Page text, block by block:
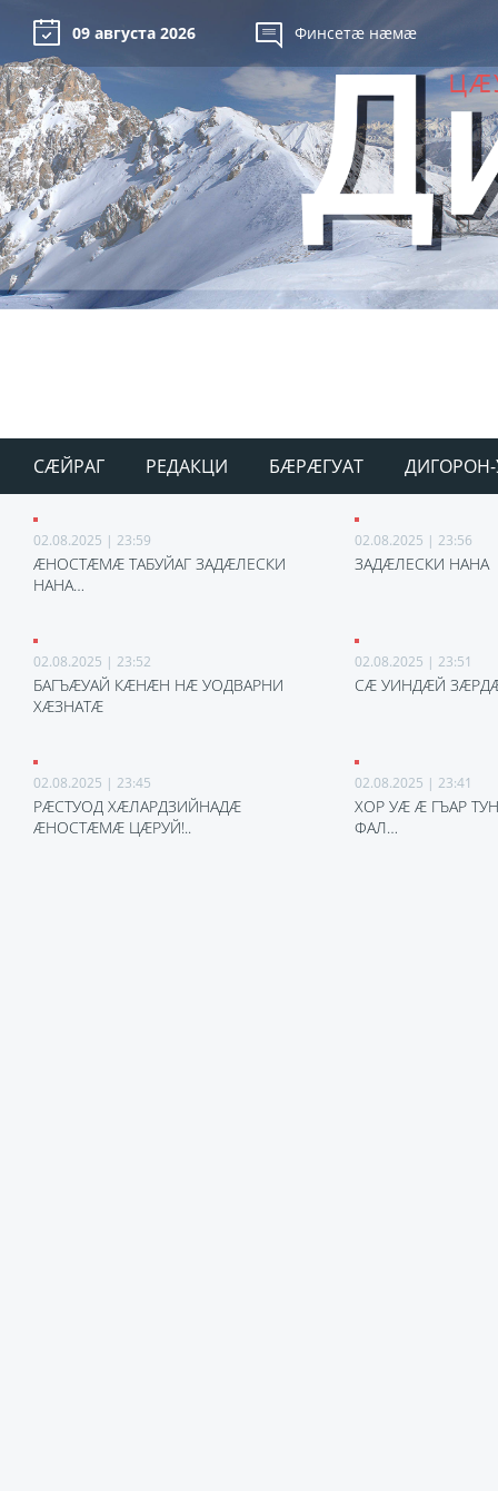
09 августа 2026 Финсетæ нæмæ
СÆЙРАГ РЕДАКЦИ БÆРÆГУАТ ДИГОРОН-
02.08.2025 | 23:59
ÆНОСТÆМÆ ТАБУЙАГ ЗАДÆЛЕСКИ
НАНА…
02.08.2025 | 23:56
ЗАДÆЛЕСКИ НАНА
02.08.2025 | 23:52
БАГЪÆУАЙ КÆНÆН НÆ УОДВАРНИ
ХÆЗНАТÆ
02.08.2025 | 23:51
СÆ УИНДÆЙ
02.08.2025 | 23:45
РÆСТУОД ХÆЛАРДЗИЙНАДÆ
ÆНОСТÆМÆ ЦÆРУЙ!..
02.08.2025 | 23:41
ХОР УÆ Æ ГЪАР
ФАЛ…